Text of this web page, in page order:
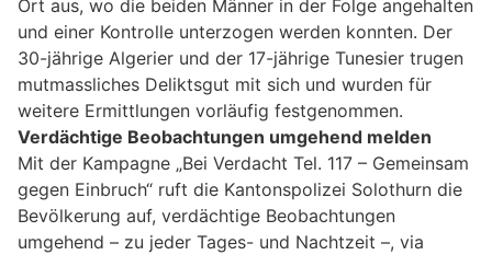
Ort aus, wo die beiden Männer in der Folge angehalten
und einer Kontrolle unterzogen werden konnten. Der
30-jährige Algerier und der 17-jährige Tunesier trugen
mutmassliches Deliktsgut mit sich und wurden für
weitere Ermittlungen vorläufig festgenommen.
Verdächtige Beobachtungen umgehend melden
Mit der Kampagne „Bei Verdacht Tel. 117 – Gemeinsam
gegen Einbruch“ ruft die Kantonspolizei Solothurn die
Bevölkerung auf, verdächtige Beobachtungen
umgehend – zu jeder Tages- und Nachtzeit –, via